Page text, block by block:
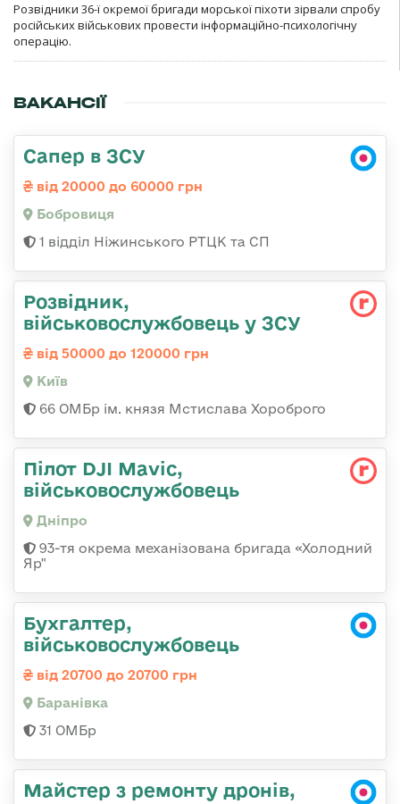
Розвідники 36-ї окремої бригади морської піхоти зірвали спробу
російських військових провести інформаційно-психологічну
операцію.
ВАКАНСІЇ
Сапер в ЗСУ
від 20000 до 60000 грн
Бобровиця
1 відділ Ніжинського РТЦК та СП
Розвідник,
військовослужбовець у ЗСУ
від 50000 до 120000 грн
Київ
66 ОМБр ім. князя Мстислава Хороброго
Пілот DJI Mavic,
військовослужбовець
Дніпро
93-тя окрема механізована бригада «Холодний
Яр"
Бухгалтер,
військовослужбовець
від 20700 до 20700 грн
Баранівка
31 ОМБр
Майстер з ремонту дронів,